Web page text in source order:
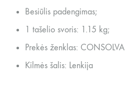
Besiūlis padengimas;
1 tašelio svoris: 1.15 kg;
Prekės ženklas: CONSOLVA
Kilmės šalis: Lenkija